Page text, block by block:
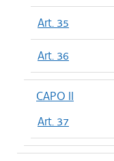
Art. 35
Art. 36
CAPO II
Art. 37